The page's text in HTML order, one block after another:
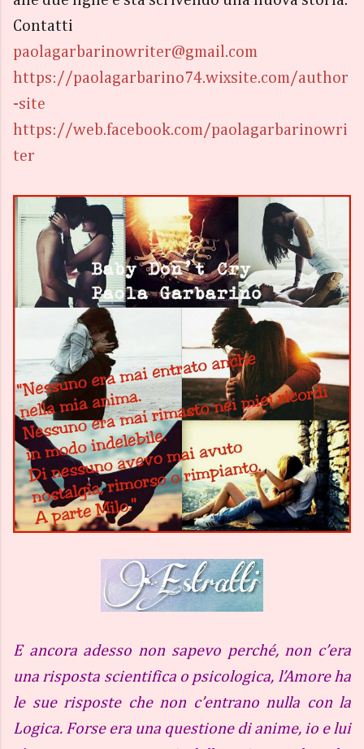
Contatti
paolagarbarinowriter@gmail.com
https://paolagarbarino74.wixsite.com/author
-site
https://web.facebook.com/paolagarbarinowri
ter
E ancora adesso non sapevo perché, non c’era
una risposta scientifica o psicologica, l’Amore ha
le sue risposte che non c’entrano nulla con la
Logica. Forse era una questione di anime, io e lui